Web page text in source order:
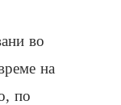
во
на
по